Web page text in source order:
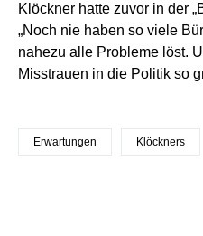
Klöckner hatte zuvor in der
„Noch nie haben so viele
nahezu alle Probleme löst.
Misstrauen in die Politik so
Erwartungen Klöckners